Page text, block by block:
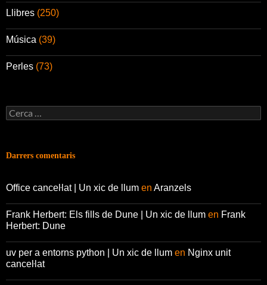
Llibres (250)
Música (39)
Perles (73)
Cerca:
Darrers comentaris
Office canceŀlat | Un xic de llum en Aranzels
Frank Herbert: Els fills de Dune | Un xic de llum en Frank
Herbert: Dune
uv per a entorns python | Un xic de llum en Nginx unit
canceŀlat